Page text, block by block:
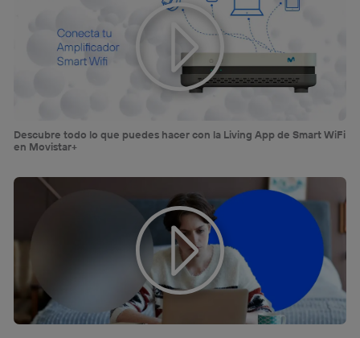
Descubre todo lo que puedes hacer con la Living App de Smart WiFi
en Movistar+